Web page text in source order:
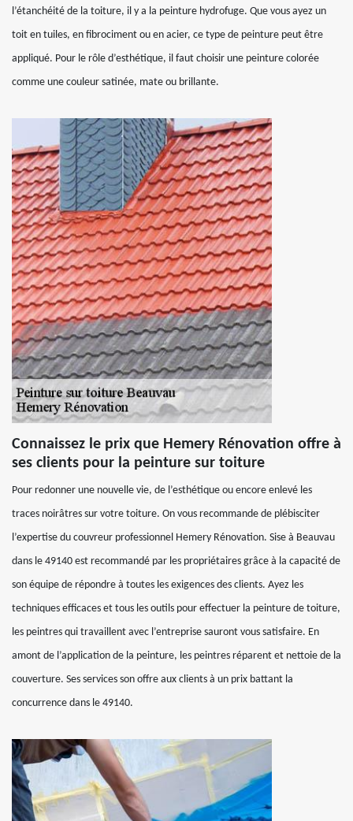
l’étanchéité de la toiture, il y a la peinture hydrofuge. Que vous ayez un
toit en tuiles, en fibrociment ou en acier, ce type de peinture peut être
appliqué. Pour le rôle d’esthétique, il faut choisir une peinture colorée
comme une couleur satinée, mate ou brillante.
Connaissez le prix que Hemery Rénovation offre à
ses clients pour la peinture sur toiture
Pour redonner une nouvelle vie, de l’esthétique ou encore enlevé les
traces noirâtres sur votre toiture. On vous recommande de plébisciter
l’expertise du couvreur professionnel Hemery Rénovation. Sise à Beauvau
dans le 49140 est recommandé par les propriétaires grâce à la capacité de
son équipe de répondre à toutes les exigences des clients. Ayez les
techniques efficaces et tous les outils pour effectuer la peinture de toiture,
les peintres qui travaillent avec l’entreprise sauront vous satisfaire. En
amont de l’application de la peinture, les peintres réparent et nettoie de la
couverture. Ses services son offre aux clients à un prix battant la
concurrence dans le 49140.